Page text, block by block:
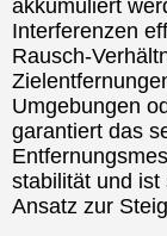
akkumuliert
Interferenzen
Rausch-
Umgebungen
garantiert das
stabilität und
Ansatz zur